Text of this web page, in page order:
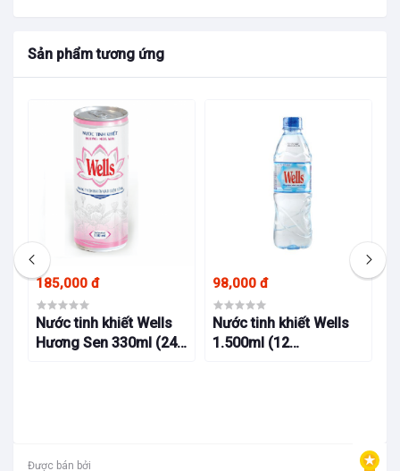
Được bán bởi
Sản phẩm tương ứng
185,000 đ
Nước tinh khiết Wells
Hương Sen 330ml (24
98,000 đ
Nước tinh khiết Wells
1.500ml (12